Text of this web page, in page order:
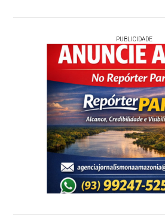
PUBLICIDADE